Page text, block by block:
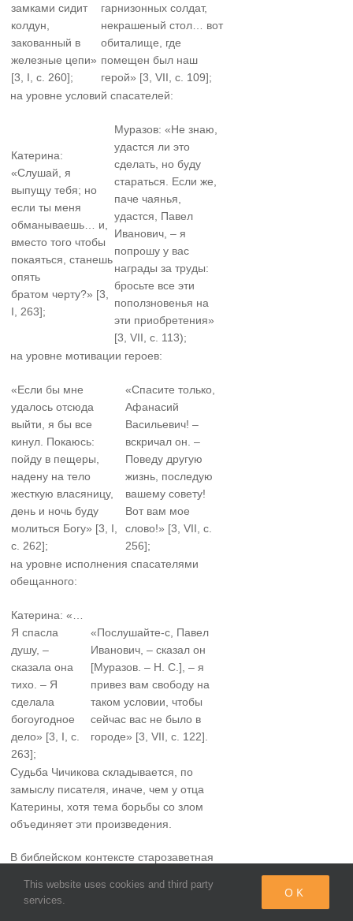
замками сидит
колдун,
закованный в
железные цепи»
[3, I, с. 260];
гарнизонных солдат,
некрашеный стол… вот
обиталище, где
помещен был наш
герой» [3, VII, с. 109];
на уровне условий спасателей:
Катерина:
«Слушай, я
выпущу тебя; но
если ты меня
обманываешь… и,
вместо того чтобы
покаяться, станешь
опять
братом черту?» [3,
I, 263];
Муразов: «Не знаю,
удастся ли это
сделать, но буду
стараться. Если же,
паче чаянья,
удастся, Павел
Иванович, – я
попрошу у вас
награды за труды:
бросьте все эти
поползновенья на
эти приобретения»
[3, VII, с. 113);
на уровне мотивации героев:
«Если бы мне
удалось отсюда
выйти, я бы все
кинул. Покаюсь:
пойду в пещеры,
надену на тело
жесткую власяницу,
день и ночь буду
молиться Богу» [3, I,
с. 262];
«Спасите только,
Афанасий
Васильевич! –
вскричал он. –
Поведу другую
жизнь, последую
вашему совету!
Вот вам мое
слово!» [3, VII, с.
256];
на уровне исполнения спасателями
обещанного:
Катерина: «…
Я спасла
душу, –
сказала она
тихо. – Я
сделала
богоугодное
дело» [3, I, с.
263];
«Послушайте-с, Павел
Иванович, – сказал он
[Муразов. – Н. С.], – я
привез вам свободу на
таком условии, чтобы
сейчас вас не было в
городе» [3, VII, с. 122].
Судьба Чичикова складывается, по
замыслу писателя, иначе, чем у отца
Катерины, хотя тема борьбы со злом
объединяет эти произведения.
В библейском контексте старозаветная
человеческую, того кровь прольется
This website uses cookies and third party
services.
OK